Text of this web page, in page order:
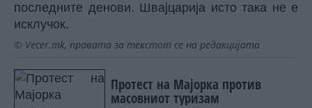
последните денови. Швајцарија исто така не е
исклучок.
© Vecer.mk, правата за текстот се на редакцијата
Протест на Мајорка против
масовниот туризам